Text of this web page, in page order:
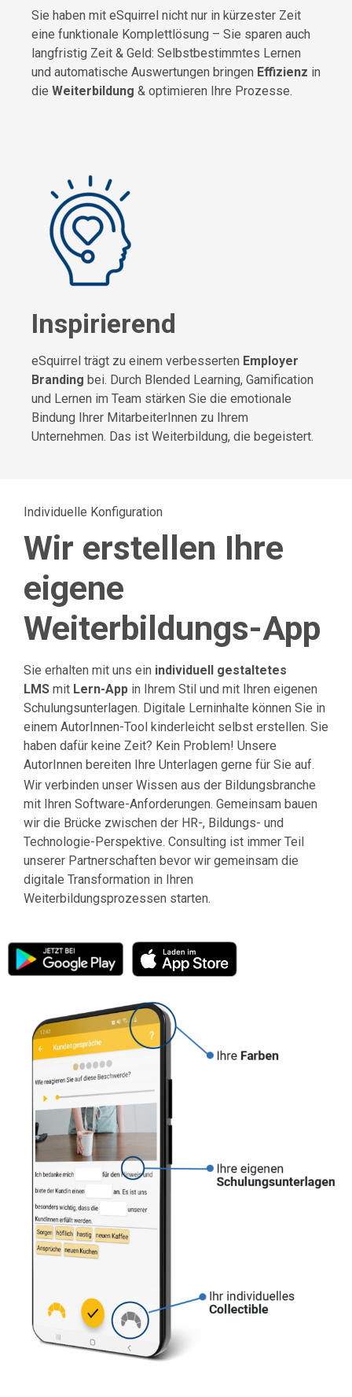
Sie haben mit eSquirrel nicht nur in kürzester Zeit
eine funktionale Komplettlösung – Sie sparen auch
langfristig Zeit & Geld: Selbstbestimmtes Lernen
und automatische Auswertungen bringen Effizienz in
die Weiterbildung & optimieren Ihre Prozesse.
Inspirierend
eSquirrel trägt zu einem verbesserten Employer
Branding bei. Durch Blended Learning, Gamification
und Lernen im Team stärken Sie die emotionale
Bindung Ihrer MitarbeiterInnen zu Ihrem
Unternehmen. Das ist Weiterbildung, die begeistert.
Individuelle Konfiguration
Wir erstellen Ihre
eigene
Weiterbildungs-App
Sie erhalten mit uns ein individuell gestaltetes
LMS mit Lern-App in Ihrem Stil und mit Ihren eigenen
Schulungsunterlagen. Digitale Lerninhalte können Sie in
einem AutorInnen-Tool kinderleicht selbst erstellen. Sie
haben dafür keine Zeit? Kein Problem! Unsere
AutorInnen bereiten Ihre Unterlagen gerne für Sie auf.
Wir verbinden unser Wissen aus der Bildungsbranche
mit Ihren Software-Anforderungen. Gemeinsam bauen
wir die Brücke zwischen der HR-, Bildungs- und
Technologie-Perspektive. Consulting ist immer Teil
unserer Partnerschaften bevor wir gemeinsam die
digitale Transformation in Ihren
Weiterbildungsprozessen starten.